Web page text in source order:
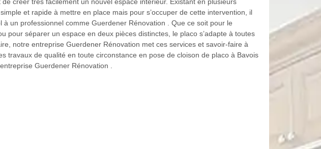
et rapide à mettre en place mais pour s’occuper de cette intervention, il
à un professionnel comme Guerdener Rénovation . Que ce soit pour le
pour séparer un espace en deux pièces distinctes, le placo s’adapte à toutes
notre entreprise Guerdener Rénovation met ces services et savoir-faire à
travaux de qualité en toute circonstance en pose de cloison de placo à Bavois
Guerdener Rénovation .